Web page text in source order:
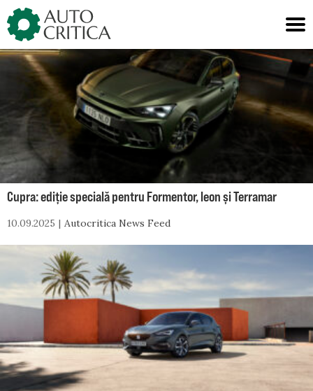
Skip
to
content
Cupra: ediție specială pentru Formentor, leon și Terramar
10.09.2025 Autocritica News Feed